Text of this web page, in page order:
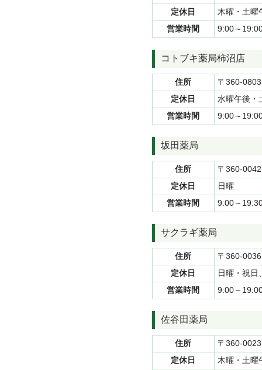
定休日
木曜・土曜
営業時間
9:00～
コトブキ薬局柿沼店
住所
〒360-
定休日
水曜午後・
営業時間
9:00～
坂田薬局
住所
〒360-
定休日
日曜
営業時間
9:00～
サクラギ薬局
住所
〒360-
定休日
日曜・祝日
営業時間
9:00～
佐谷田薬局
住所
〒360-
定休日
木曜・土曜